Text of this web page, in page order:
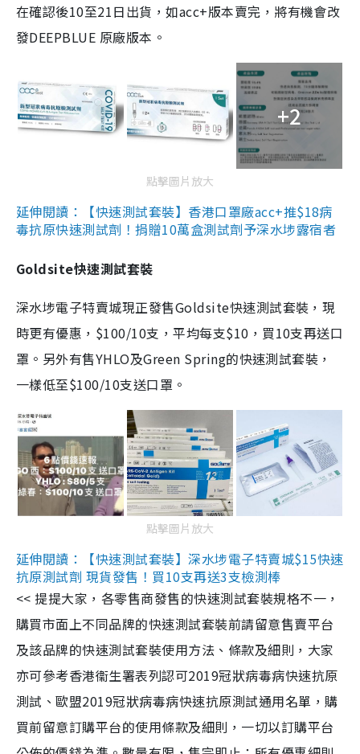
在確認後10至21日出貨，如acc+版本賣完，將有機會改
發DEEPBLUE 原廠版本。
+2
點擊圖片放大
延伸閱讀：【快速測試套裝】香港口罩廠acc+推$18病
毒抗原快速測試劑！捐贈10萬盒測試劑予深水埗露宿者
Goldsite快速測試套裝
深水埗電子特賣城現正發售Goldsite快速測試套裝，現
時更有優惠，$100/10支，平均每支$10，買10支再送口
罩。另外有售YHLO及Green Spring的快速測試套裝，
一樣低至$100/10支送口罩。
點擊圖片放大
延伸閱讀：【快速測試套裝】深水埗電子特賣城$15快速
抗原測試劑 現貨發售！買10支再送3支檢測棒
<< 提提大家，各零售商發售的快速測試套裝規格不一，
購買市面上不同品牌的快速測試套裝前請留意售賣平台
及該品牌的快速測試套裝使用方法、條款及細則，大家
亦可參考香港衞生署表列認可2019冠狀病毒病快速抗原
測試、歐盟2019冠狀病毒病快速抗原測試通用名單，購
買前留意訂購平台的使用條款及細則，一切以訂購平台